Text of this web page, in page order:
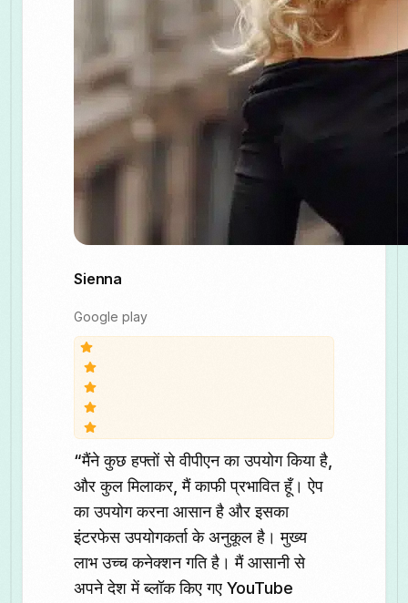
Sienna
Google play
“मैंने कुछ हफ्तों से वीपीएन का उपयोग किया है,
और कुल मिलाकर, मैं काफी प्रभावित हूँ। ऐप
का उपयोग करना आसान है और इसका
इंटरफेस उपयोगकर्ता के अनुकूल है। मुख्य
लाभ उच्च कनेक्शन गति है। मैं आसानी से
अपने देश में ब्लॉक किए गए YouTube